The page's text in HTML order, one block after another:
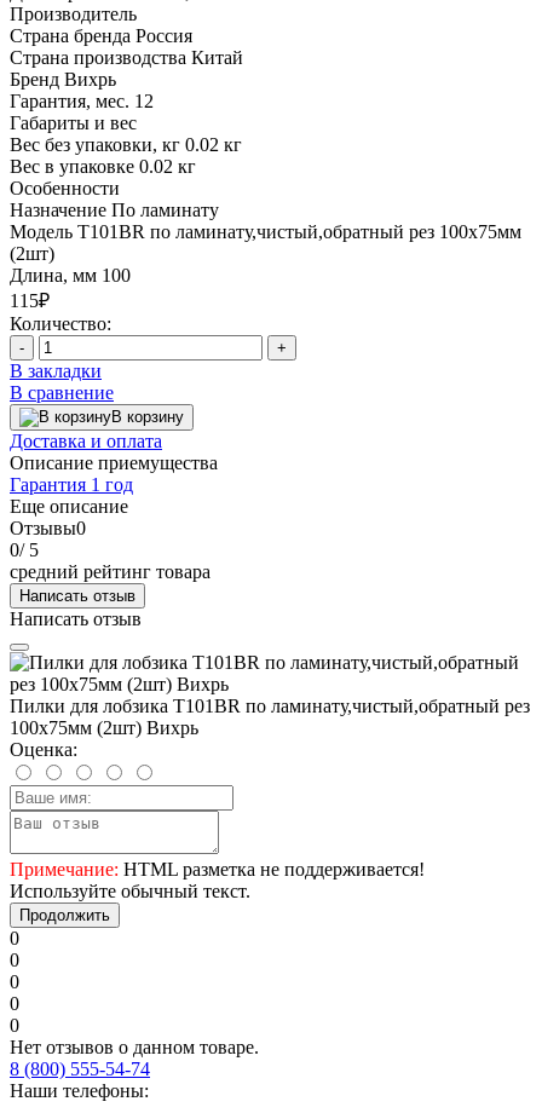
Производитель
Страна бренда Россия
Страна производства Китай
Бренд Вихрь
Гарантия, мес. 12
Габариты и вес
Вес без упаковки, кг 0.02 кг
Вес в упаковке 0.02 кг
Особенности
Назначение По ламинату
Модель Т101ВR по ламинату,чистый,обратный рез 100х75мм
(2шт)
Длина, мм 100
115₽
Количество:
- +
В закладки
В сравнение
В корзину
Доставка и оплата
Описание приемущества
Гарантия 1 год
Еще описание
Отзывы0
0/ 5
средний рейтинг товара
Написать отзыв
Написать отзыв
Пилки для лобзика Т101ВR по ламинату,чистый,обратный рез
100х75мм (2шт) Вихрь
Оценка:
Примечание: HTML разметка не поддерживается!
Используйте обычный текст.
Продолжить
0
0
0
0
0
Нет отзывов о данном товаре.
8 (800) 555-54-74
Наши телефоны: